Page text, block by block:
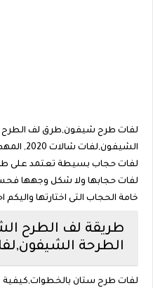
لفات طرح شيفون,طرق لف الطرح
لفات حجاب بسيطة تعتمد على
لفات حجابها ولا شكل وجهها
خامة الحجاب التى اختارتها واليكم
طريقة لف الطرح
الطرحة
لفات طرح ستان بالخطوات,كيفية